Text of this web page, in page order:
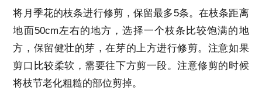
将月季花的枝条进行修剪，保留最多5条。在枝条距离
地面50cm左右的地方，选择一个枝条比较饱满的地
方，保留健壮的芽，在芽的上方进行修剪。注意如果
剪口比较柔软，需要往下方剪一段。注意修剪的时候
将枝节老化粗糙的部位剪掉。